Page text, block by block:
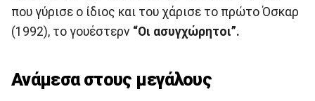
που γύρισε ο ίδιος και του χάρισε το πρώτο Όσκαρ
(1992), το γουέστερν “Οι ασυγχώρητοι”.
Ανάμεσα στους μεγάλους